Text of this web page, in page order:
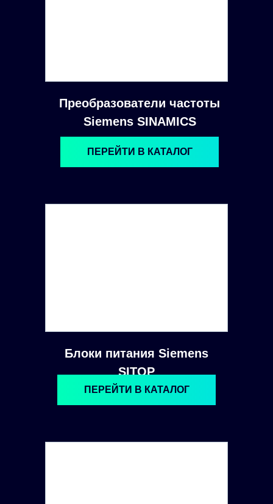
Преобразователи частоты
Siemens SINAMICS
Блоки питания Siemens
SITOP
ПЕРЕЙТИ В КАТАЛОГ
ПЕРЕЙТИ В КАТАЛОГ